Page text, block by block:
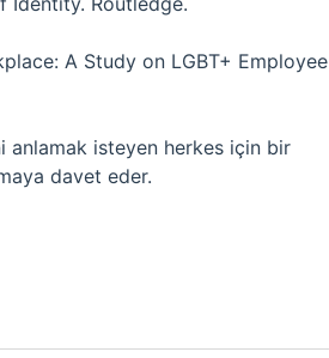
A Study on LGBT+ Employee
anlamak isteyen herkes için bir
davet eder.